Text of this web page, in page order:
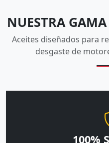
NUESTRA GAMA
Aceites diseñados para
desgaste de
100%